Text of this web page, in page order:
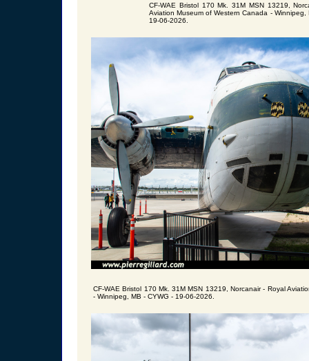
CF-WAE Bristol 170 Mk. 31M MSN 13219,
Aviation Museum of Western Canada - Winnipeg,
19-06-2026.
CF-WAE Bristol 170 Mk. 31M MSN 13219, Norcanair - Royal
- Winnipeg, MB - CYWG - 19-06-2026.